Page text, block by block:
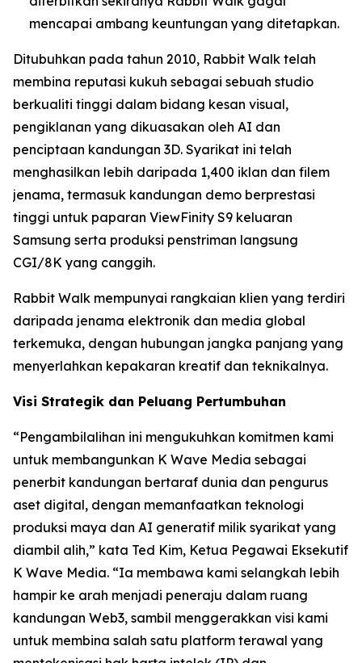
mencapai ambang keuntungan yang ditetapkan.
Ditubuhkan pada tahun 2010, Rabbit Walk telah
membina reputasi kukuh sebagai sebuah studio
berkualiti tinggi dalam bidang kesan visual,
pengiklanan yang dikuasakan oleh AI dan
penciptaan kandungan 3D. Syarikat ini telah
menghasilkan lebih daripada 1,400 iklan dan filem
jenama, termasuk kandungan demo berprestasi
tinggi untuk paparan ViewFinity S9 keluaran
Samsung serta produksi penstriman langsung
CGI/8K yang canggih.
Rabbit Walk mempunyai rangkaian klien yang terdiri
daripada jenama elektronik dan media global
terkemuka, dengan hubungan jangka panjang yang
menyerlahkan kepakaran kreatif dan teknikalnya.
Visi Strategik dan Peluang Pertumbuhan
“Pengambilalihan ini mengukuhkan komitmen kami
untuk membangunkan K Wave Media sebagai
penerbit kandungan bertaraf dunia dan pengurus
aset digital, dengan memanfaatkan teknologi
produksi maya dan AI generatif milik syarikat yang
diambil alih,” kata Ted Kim, Ketua Pegawai Eksekutif
K Wave Media. “Ia membawa kami selangkah lebih
hampir ke arah menjadi peneraju dalam ruang
kandungan Web3, sambil menggerakkan visi kami
untuk membina salah satu platform terawal yang